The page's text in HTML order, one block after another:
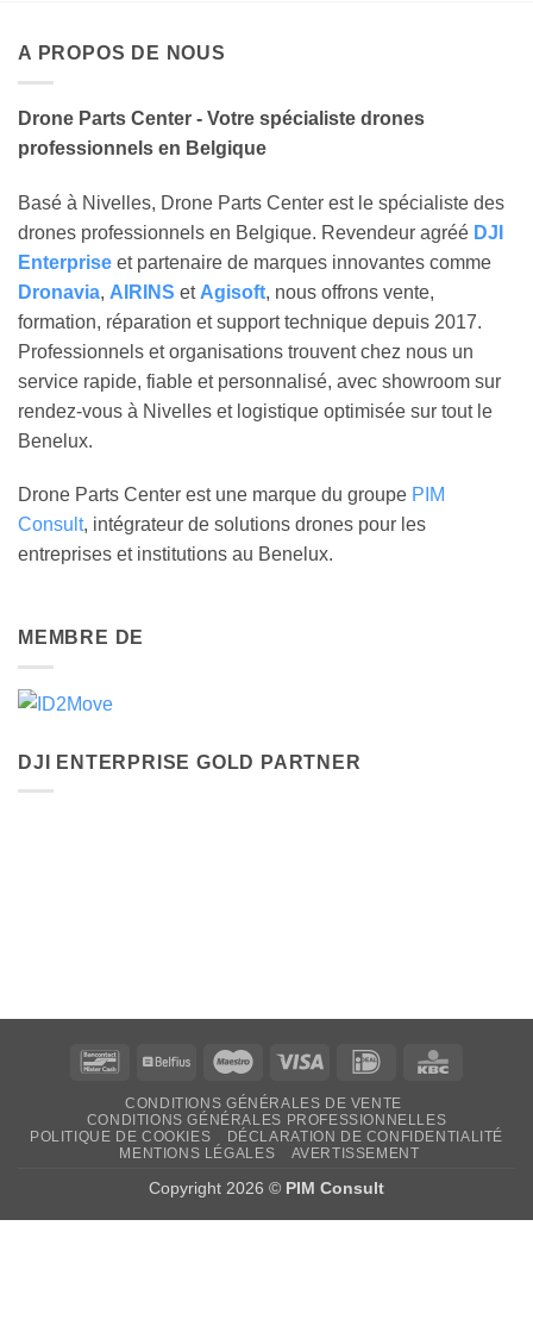
A PROPOS DE NOUS
Drone Parts Center - Votre spécialiste drones
professionnels en Belgique
Basé à Nivelles, Drone Parts Center est le spécialiste des
drones professionnels en Belgique. Revendeur agréé DJI
Enterprise et partenaire de marques innovantes comme
Dronavia, AIRINS et Agisoft, nous offrons vente,
formation, réparation et support technique depuis 2017.
Professionnels et organisations trouvent chez nous un
service rapide, fiable et personnalisé, avec showroom sur
rendez-vous à Nivelles et logistique optimisée sur tout le
Benelux.
Drone Parts Center est une marque du groupe PIM
Consult, intégrateur de solutions drones pour les
entreprises et institutions au Benelux.
MEMBRE DE
DJI ENTERPRISE GOLD PARTNER
BancontactBelfius Maestro Idéal
CONDITIONS GÉNÉRALES DE VENTE
CONDITIONS GÉNÉRALES PROFESSIONNELLES
POLITIQUE DE COOKIES
DÉCLARATION DE CONFIDENTIALITÉ
MENTIONS LÉGALES
AVERTISSEMENT
Copyright 2026 © PIM Consult